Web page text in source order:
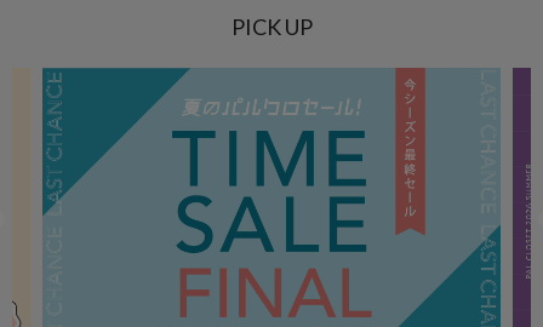
PICK UP